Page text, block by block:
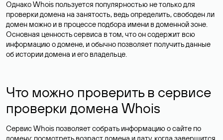
Однако Whois пользуется популярностью не только для
проверки домена на занятость, ведь определить, свободен ли
домен можно и в процессе подбора имени в доменной зоне.
Основная ценность сервиса в том, что он содержит всю
информацию о домене, и обычно позволяет получить данные
об истории домена и его владельце.
Что можно проверить в сервисе
проверки домена Whois
Сервис Whois позволяет собрать информацию о сайте по